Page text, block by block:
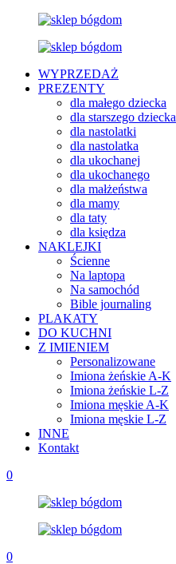
WYPRZEDAŻ
PREZENTY
dla małego dziecka
dla starszego dziecka
dla nastolatki
dla nastolatka
dla ukochanej
dla ukochanego
dla małżeństwa
dla mamy
dla taty
dla księdza
NAKLEJKI
Ścienne
Na laptopa
Na samochód
Bible journaling
PLAKATY
DO KUCHNI
Z IMIENIEM
Personalizowane
Imiona żeńskie A-K
Imiona żeńskie L-Z
Imiona męskie A-K
Imiona męskie L-Z
INNE
Kontakt
0
0